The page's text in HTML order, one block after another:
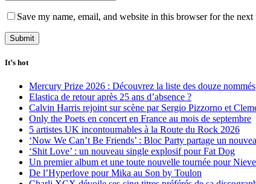
Save my name, email, and website in this browser for the
It’s hot
Mercury Prize 2026 : Découvrez la liste des douze nommés
Elastica de retour après 25 ans d’absence ?
Calvin Harris rejoint sur scène par Sergio Pizzorno et
Only the Poets en concert en France au mois de septembre
5 artistes UK incontournables à la Route du Rock 2026
‘Now We Can’t Be Friends’ : Bloc Party partage un
‘Shit Love’ : un nouveau single explosif pour Fat Dog
Un premier album et une toute nouvelle tournée pour
De l’Hyperlove pour Mika au Son by Toulon